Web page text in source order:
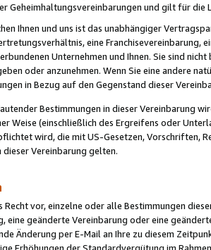
Geheimhaltungsvereinbarungen und gilt für die
Ihnen und uns ist das unabhängiger
eine Franchisevereinbarung,
Unternehmen und Ihnen. Sie sind
oder anzunehmen. Wenn Sie eine andere
in Bezug auf den Gegenstand dieser
Bestimmungen in dieser Vereinbarung
Weise (einschließlich des Ergreifens oder
wird, die mit US-Gesetzen, Vorschriften,
Vereinbarung gelten.
Recht vor, einzelne oder alle Bestimmungen
eine geänderte Vereinbarung oder eine
Änderung per E-Mail an Ihre zu diesem
Erhöhungen der Standardvergütung im